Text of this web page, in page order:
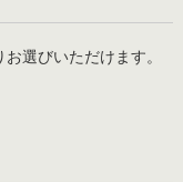
選びいただけます。